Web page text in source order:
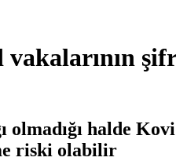
vakalarının
halde
riski olabilir